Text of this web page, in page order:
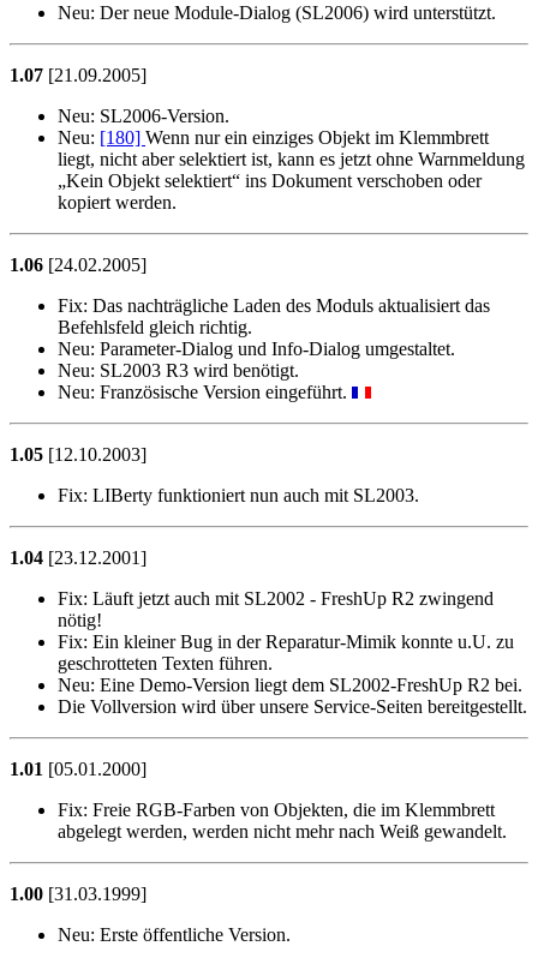
Neu: Der neue Module-Dialog (SL2006) wird unterstützt.
1.07 [21.09.2005]
Neu: SL2006-Version.
Neu: [180] Wenn nur ein einziges Objekt im Klemmbrett
liegt, nicht aber selektiert ist, kann es jetzt ohne Warnmeldung
Kein Objekt selektiert
ins Dokument verschoben oder
kopiert werden.
1.06 [24.02.2005]
Fix: Das nachträgliche Laden des Moduls aktualisiert das
Befehlsfeld gleich richtig.
Neu: Parameter-Dialog und Info-Dialog umgestaltet.
Neu: SL2003 R3 wird benötigt.
Neu: Französische Version eingeführt.
1.05 [12.10.2003]
Fix: LIBerty funktioniert nun auch mit SL2003.
1.04 [23.12.2001]
Fix: Läuft jetzt auch mit SL2002 - FreshUp R2 zwingend
nötig!
Fix: Ein kleiner Bug in der Reparatur-Mimik konnte u.U. zu
geschrotteten Texten führen.
Neu: Eine Demo-Version liegt dem SL2002-FreshUp R2 bei.
Die Vollversion wird über unsere Service-Seiten bereitgestellt.
1.01 [05.01.2000]
Fix: Freie RGB-Farben von Objekten, die im Klemmbrett
abgelegt werden, werden nicht mehr nach Weiß gewandelt.
1.00 [31.03.1999]
Neu: Erste öffentliche Version.